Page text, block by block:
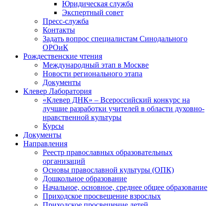
Юридическая служба
Экспертный совет
Пресс-служба
Контакты
Задать вопрос специалистам Синодального
ОРОиК
Рождественские чтения
Международный этап в Москве
Новости регионального этапа
Документы
Клевер Лаборатория
«Клевер ДНК» – Всероссийский конкурс на
лучшие разработки учителей в области духовно-
нравственной культуры
Курсы
Документы
Направления
Реестр православных образовательных
организаций
Основы православной культуры (ОПК)
Дошкольное образование
Начальное, основное, среднее общее образование
Приходское просвещение взрослых